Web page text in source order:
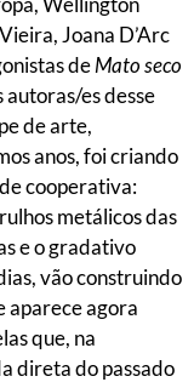
Joana D’Arc
deMato seco
autoras/es desse
de arte,
anos, foi criando
cooperativa:
metálicos das
e o gradativo
vão construindo
aparece agora
que, na
direta do passado